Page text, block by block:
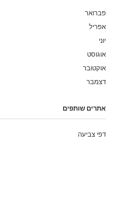
פברואר
אפריל
יוני
אוגוסט
אוקטובר
דצמבר
אתרים שותפים
דפי צביעה